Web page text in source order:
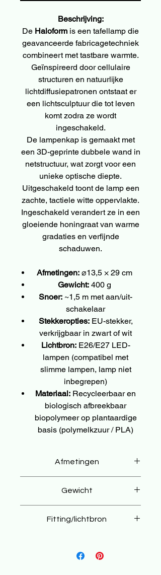
Beschrijving:
De Haloform is een tafellamp die
geavanceerde fabricagetechniek
combineert met tastbare warmte.
Geïnspireerd door cellulaire
structuren en natuurlijke
lichtdiffusiepatronen ontstaat er
een lichtsculptuur die tot leven
komt zodra ze wordt
ingeschakeld.
De lampenkap is gemaakt met
een 3D-geprinte dubbele wand in
netstructuur, wat zorgt voor een
unieke optische diepte.
Uitgeschakeld toont de lamp een
zachte, tactiele witte oppervlakte.
Ingeschakeld verandert ze in een
gloeiende honingraat van warme
gradaties en verfijnde
schaduwen.
Afmetingen: ⌀13,5 × 29 cm
Gewicht: 400 g
Snoer: ~1,5 m met aan/uit-
schakelaar
Stekkeropties:EU-stekker,
verkrijgbaar in zwart of wit
Lichtbron:E26/E27 LED-
lampen (compatibel met
slimme lampen, lamp niet
inbegrepen)
Materiaal: Recycleerbaar en
biologisch afbreekbaar
biopolymeer op plantaardige
basis (polymelkzuur / PLA)
Afmetingen
Gewicht
Fitting/lichtbron